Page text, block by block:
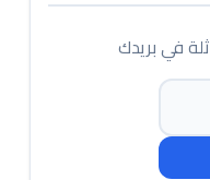
في بريدك